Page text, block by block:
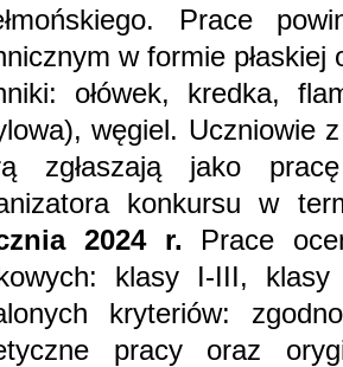
Prace
w formie
ołówek, kredka,
węgiel. Uczniowie
zgłaszają jako
konkursu w
2024 r. Prace
klasy I-III,
kryteriów:
pracy oraz